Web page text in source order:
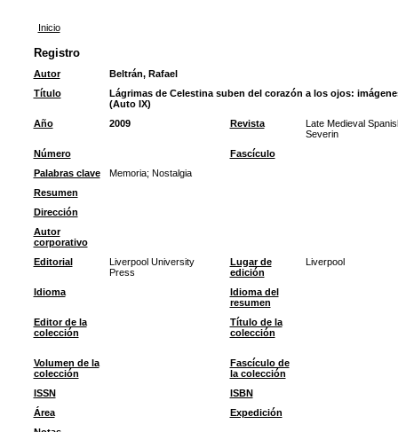
Inicio
Registro
Autor
Beltrán, Rafael
Título
Lágrimas de Celestina suben del corazón a los ojos:
(Auto IX)
Año
2009 Revista
Late Medieval
Severin
Número
Fascículo
Palabras clave
Memoria; Nostalgia
Resumen
Dirección
Autor
corporativo
Editorial
Liverpool University
Press
Lugar de
edición
Liverpool
Idioma
Idioma del
resumen
Editor de la
colección
Título de la
colección
Volumen de la
colección
Fascículo de
la colección
ISSN
ISBN
Área
Expedición